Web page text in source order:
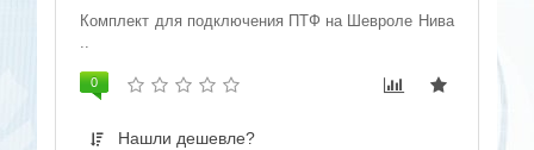
Комплект для подключения ПТФ на Шевроле Нива
..
0
Нашли дешевле?